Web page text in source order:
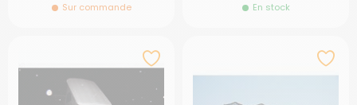
Sur commande En stock